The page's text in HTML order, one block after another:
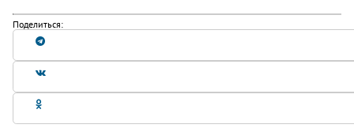
Поделиться: